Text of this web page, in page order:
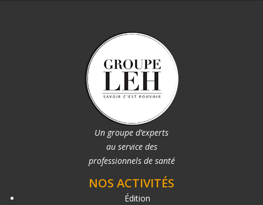
Un groupe d’experts
au service des
professionnels de santé
NOS ACTIVITÉS
Édition